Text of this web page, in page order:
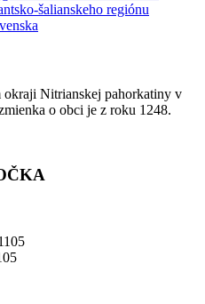
šalianskeho regiónu
okraji Nitrianskej pahorkatiny v
o obci je z roku 1248.